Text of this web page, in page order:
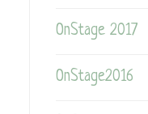
OnStage 2017
OnStage2016